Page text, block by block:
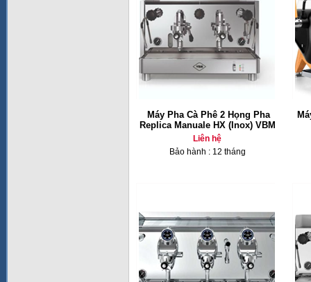
Máy Pha Cà Phê 2 Họng Pha
Replica Manuale HX (Inox) VBM
Liên hệ
Bảo hành : 12 tháng